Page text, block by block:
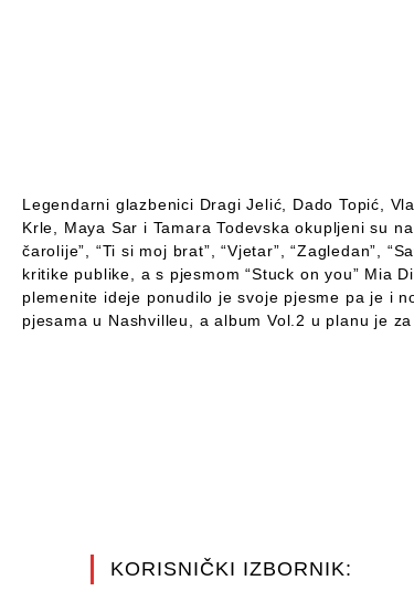
Legendarni glazbenici Dragi Jelić, Dado Topić,
Krle, Maya Sar i Tamara Todevska okupljeni su
čarolije”, “Ti si moj brat”, “Vjetar”, “Zagledan”,
kritike publike, a s pjesmom “Stuck on you” Mia
plemenite ideje ponudilo je svoje pjesme pa je i
pjesama u Nashvilleu, a album Vol.2 u planu je za
KORISNIČKI IZBORNIK: